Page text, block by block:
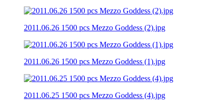
2011.06.26 1500 pcs Mezzo Goddess (2).jpg
2011.06.26 1500 pcs Mezzo Goddess (1).jpg
2011.06.25 1500 pcs Mezzo Goddess (4).jpg